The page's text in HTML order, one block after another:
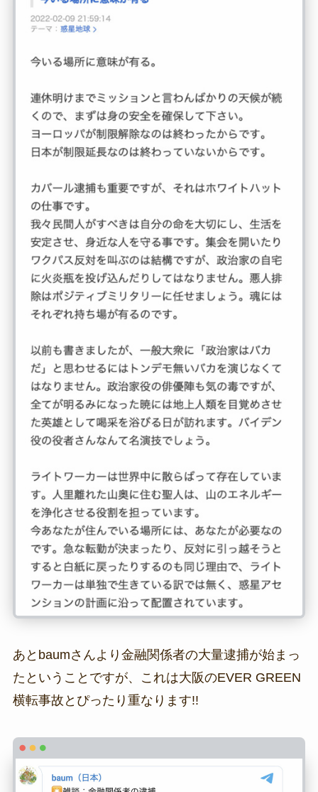
あとbaumさんより金融関係者の大量逮捕が始まっ
たということですが、これは大阪のEVER GREEN
横転事故とぴったり重なります!!